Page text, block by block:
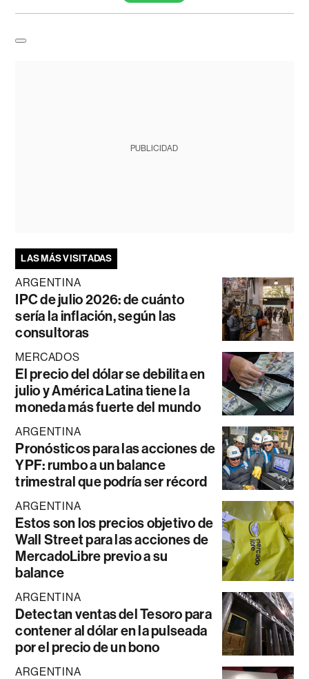
PUBLICIDAD
LAS MÁS VISITADAS
ARGENTINA
IPC de julio 2026: de cuánto
sería la inflación, según las
consultoras
MERCADOS
El precio del dólar se debilita en
julio y América Latina tiene la
moneda más fuerte del mundo
ARGENTINA
Pronósticos para las acciones de
YPF: rumbo a un balance
trimestral que podría ser récord
ARGENTINA
Estos son los precios objetivo de
Wall Street para las acciones de
MercadoLibre previo a su
balance
ARGENTINA
Detectan ventas del Tesoro para
contener al dólar en la pulseada
por el precio de un bono
ARGENTINA